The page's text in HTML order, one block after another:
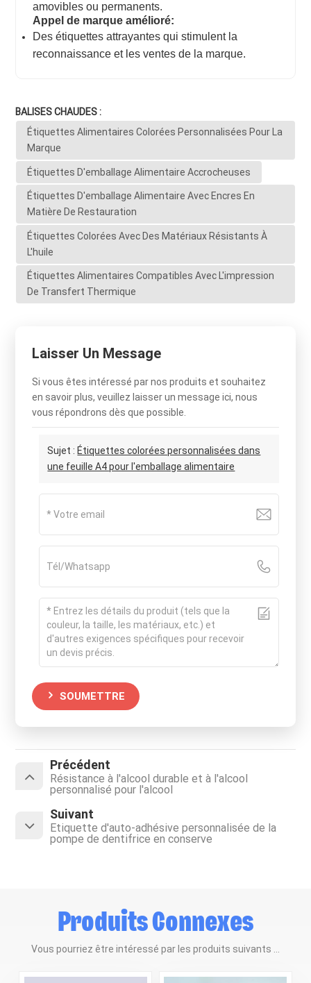
amovibles ou permanents.
Appel de marque amélioré:
Des étiquettes attrayantes qui stimulent la
reconnaissance et les ventes de la marque.
BALISES CHAUDES :
Étiquettes Alimentaires Colorées Personnalisées Pour La
Marque
Étiquettes D'emballage Alimentaire Accrocheuses
Étiquettes D'emballage Alimentaire Avec Encres En
Matière De Restauration
Étiquettes Colorées Avec Des Matériaux Résistants À
L'huile
Étiquettes Alimentaires Compatibles Avec L'impression
De Transfert Thermique
Laisser Un Message
Si vous êtes intéressé par nos produits et souhaitez
en savoir plus, veuillez laisser un message ici, nous
vous répondrons dès que possible.
Sujet : Étiquettes colorées personnalisées dans
une feuille A4 pour l'emballage alimentaire
SOUMETTRE
Précédent
Résistance à l'alcool durable et à l'alcool
personnalisé pour l'alcool
Suivant
Étiquette d'auto-adhésive personnalisée de la
pompe de dentifrice en conserve
Produits Connexes
Vous pourriez être intéressé par les produits suivants ...